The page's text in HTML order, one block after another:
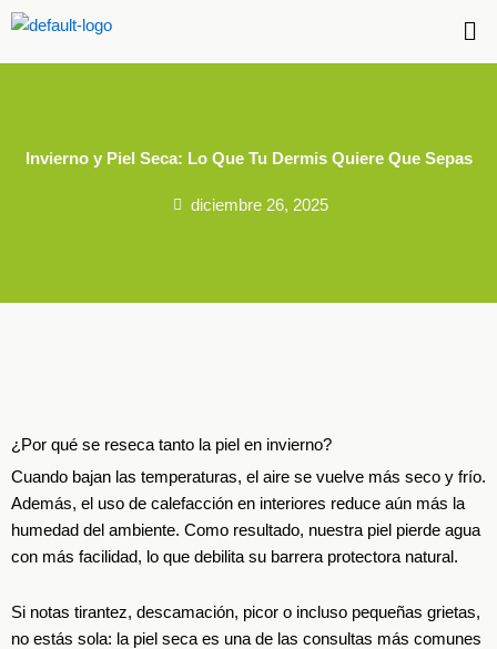
Invierno y Piel Seca: Lo Que Tu Dermis Quiere Que Sepas
diciembre 26, 2025
¿Por qué se reseca tanto la piel en invierno?
Cuando bajan las temperaturas, el aire se vuelve más seco y frío.
Además, el uso de calefacción en interiores reduce aún más la
humedad del ambiente. Como resultado, nuestra piel pierde agua
con más facilidad, lo que debilita su barrera protectora natural.
Si notas tirantez, descamación, picor o incluso pequeñas grietas,
no estás sola: la piel seca es una de las consultas más comunes